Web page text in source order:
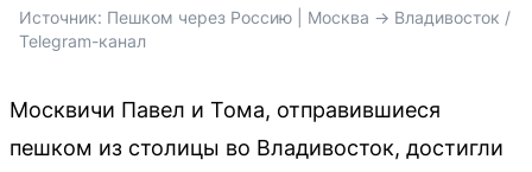
Источник: Пешком через Россию | Москва -> Владивосток /
Telegram-канал
Москвичи Павел и Тома, отправившиеся
пешком из столицы во Владивосток, достигли